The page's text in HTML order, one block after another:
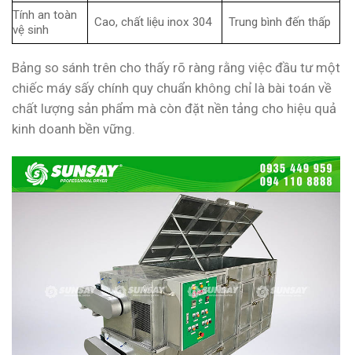
Tính an toàn
vệ sinh
Cao, chất liệu inox 304 Trung bình đến thấp
Bảng so sánh trên cho thấy rõ ràng rằng việc đầu tư một
chiếc máy sấy chính quy chuẩn không chỉ là bài toán về
chất lượng sản phẩm mà còn đặt nền tảng cho hiệu quả
kinh doanh bền vững.